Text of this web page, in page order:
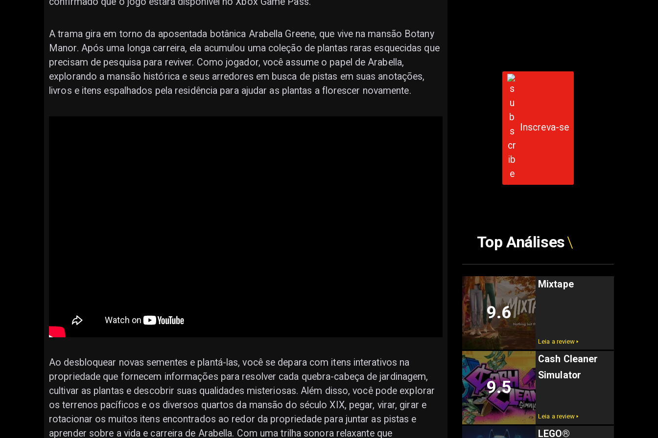
A trama gira em torno da aposentada botânica Arabella Greene, que vive na mansão Botany
Manor. Após uma longa carreira, ela acumulou uma coleção de plantas raras esquecidas que
precisam de pesquisa para reviver. Como jogador, você assume o papel de Arabella,
explorando a mansão histórica e seus arredores em busca de pistas em suas anotações,
livros e itens espalhados pela residência para ajudar as plantas a florescer novamente.
Ao desbloquear novas sementes e plantá-las, você se depara com itens interativos na
propriedade que fornecem informações para resolver cada quebra-cabeça de jardinagem,
cultivar as plantas e descobrir suas qualidades misteriosas. Além disso, você pode explorar
os terrenos pacíficos e os diversos quartos da mansão do século XIX, pegar, virar, girar e
rotacionar os muitos itens encontrados ao redor da propriedade para juntar as pistas e
aprender sobre a vida e carreira de Arabella. Com uma trilha sonora relaxante que
Inscreva-se
Top Análises
Mixtape
9.6
Leia a review 🢒
Cash Cleaner
Simulator
9.5
Leia a review 🢒
LEGO®